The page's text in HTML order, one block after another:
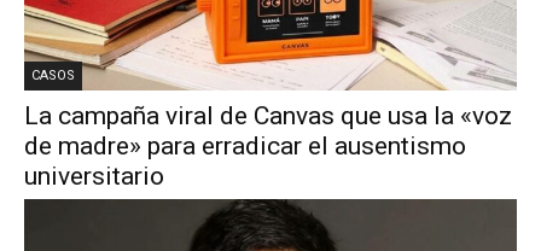
CASOS
La campaña viral de Canvas que usa la «voz
de madre» para erradicar el ausentismo
universitario